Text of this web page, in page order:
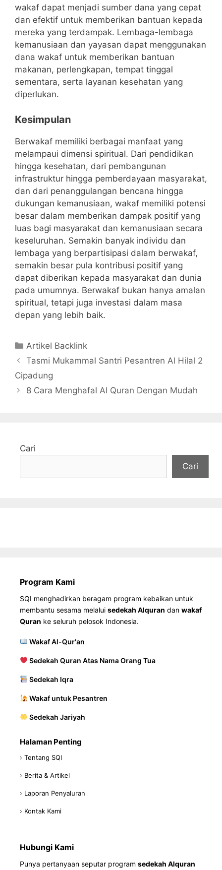
wakaf dapat menjadi sumber dana yang cepat
dan efektif untuk memberikan bantuan kepada
mereka yang terdampak. Lembaga-lembaga
kemanusiaan dan yayasan dapat menggunakan
dana wakaf untuk memberikan bantuan
makanan, perlengkapan, tempat tinggal
sementara, serta layanan kesehatan yang
diperlukan.
Kesimpulan
Berwakaf memiliki berbagai manfaat yang
melampaui dimensi spiritual. Dari pendidikan
hingga kesehatan, dari pembangunan
infrastruktur hingga pemberdayaan masyarakat,
dan dari penanggulangan bencana hingga
dukungan kemanusiaan, wakaf memiliki potensi
besar dalam memberikan dampak positif yang
luas bagi masyarakat dan kemanusiaan secara
keseluruhan. Semakin banyak individu dan
lembaga yang berpartisipasi dalam berwakaf,
semakin besar pula kontribusi positif yang
dapat diberikan kepada masyarakat dan dunia
pada umumnya. Berwakaf bukan hanya amalan
spiritual, tetapi juga investasi dalam masa
depan yang lebih baik.
Kategori
Artikel Backlink
Tasmi Mukammal Santri Pesantren Al Hilal 2
Cipadung
8 Cara Menghafal Al Quran Dengan Mudah
Cari
Cari
Program Kami
SQI menghadirkan beragam program kebaikan untuk
membantu sesama melalui sedekah Alquran dan wakaf
Quran ke seluruh pelosok Indonesia.
Wakaf Al-Qur'an
Sedekah Quran Atas Nama Orang Tua
Sedekah Iqra
Wakaf untuk Pesantren
Sedekah Jariyah
Halaman Penting
› Tentang SQI
› Berita & Artikel
› Laporan Penyaluran
› Kontak Kami
Hubungi Kami
Punya pertanyaan seputar program sedekah Alquran